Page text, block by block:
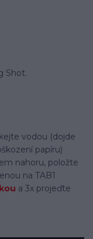
Shot.
vodou (dojde
papíru)
nahoru, položte
na TAB1
a 3x projeďte